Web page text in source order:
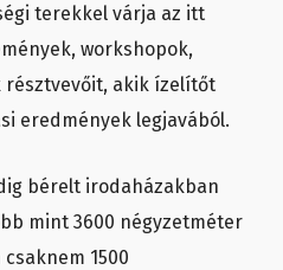
terekkel várja az itt
workshopok,
résztvevőit, akik ízelítőt
eredmények legjavából.
bérelt irodaházakban
mint 3600 négyzetméter
1500